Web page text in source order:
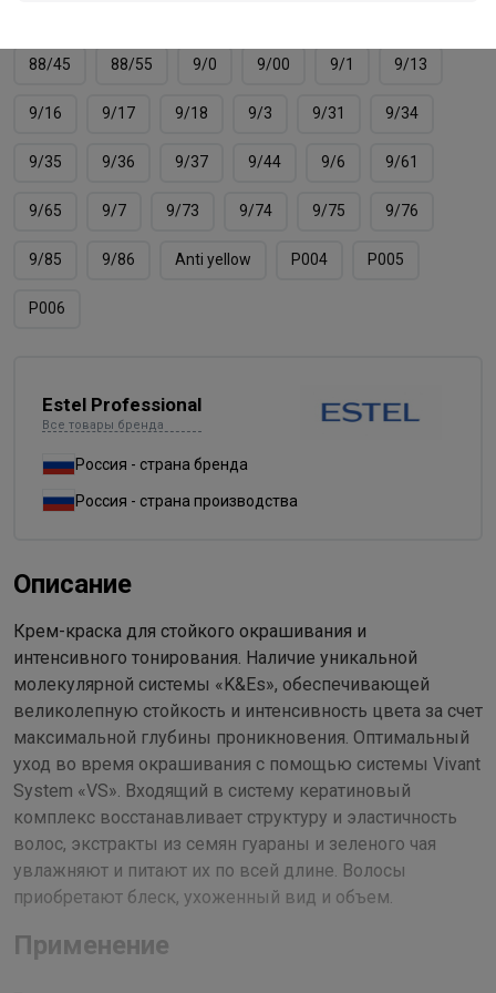
88/45 88/55 9/0 9/00 9/1 9/13
9/16 9/17 9/18 9/3 9/31 9/34
9/35 9/36 9/37 9/44 9/6 9/61
9/65 9/7 9/73 9/74 9/75 9/76
9/85 9/86 Аnti yellow Р004 Р005
Р006
Estel Professional
Все товары бренда
Россия - страна бренда
Россия - страна производства
Описание
Крем-краска для стойкого окрашивания и
интенсивного тонирования. Наличие уникальной
молекулярной системы «K&Es», обеспечивающей
великолепную стойкость и интенсивность цвета за счет
максимальной глубины проникновения. Оптимальный
уход во время окрашивания с помощью системы Vivant
System «VS». Входящий в систему кератиновый
комплекс восстанавливает структуру и эластичность
волос, экстракты из семян гуараны и зеленого чая
увлажняют и питают их по всей длине. Волосы
приобретают блеск, ухоженный вид и объем.
Применение